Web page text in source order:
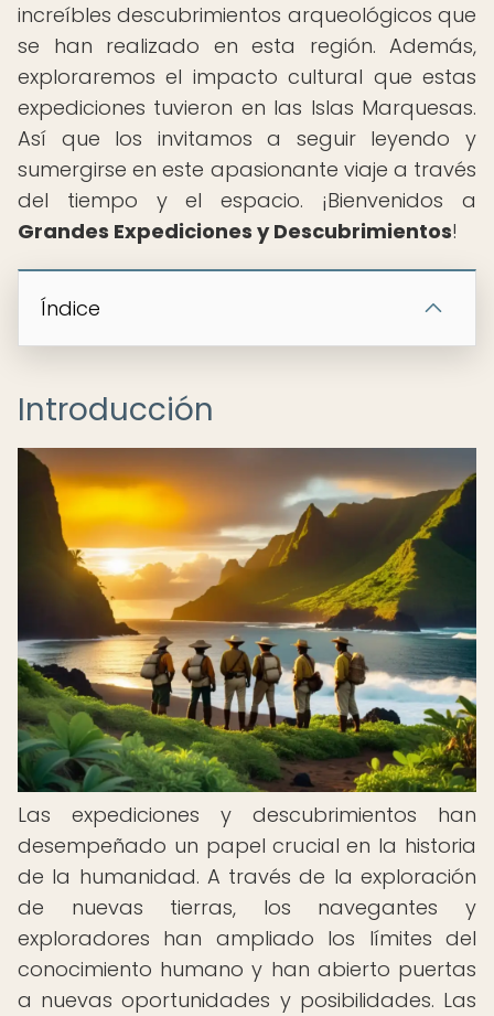
increíbles descubrimientos arqueológicos que
se han realizado en esta región. Además,
exploraremos el impacto cultural que estas
expediciones tuvieron en las Islas Marquesas.
Así que los invitamos a seguir leyendo y
sumergirse en este apasionante viaje a través
del tiempo y el espacio. ¡Bienvenidos a
Grandes Expediciones y Descubrimientos!
Índice
Introducción
Las expediciones y descubrimientos han
desempeñado un papel crucial en la historia
de la humanidad. A través de la exploración
de nuevas tierras, los navegantes y
exploradores han ampliado los límites del
conocimiento humano y han abierto puertas
a nuevas oportunidades y posibilidades. Las